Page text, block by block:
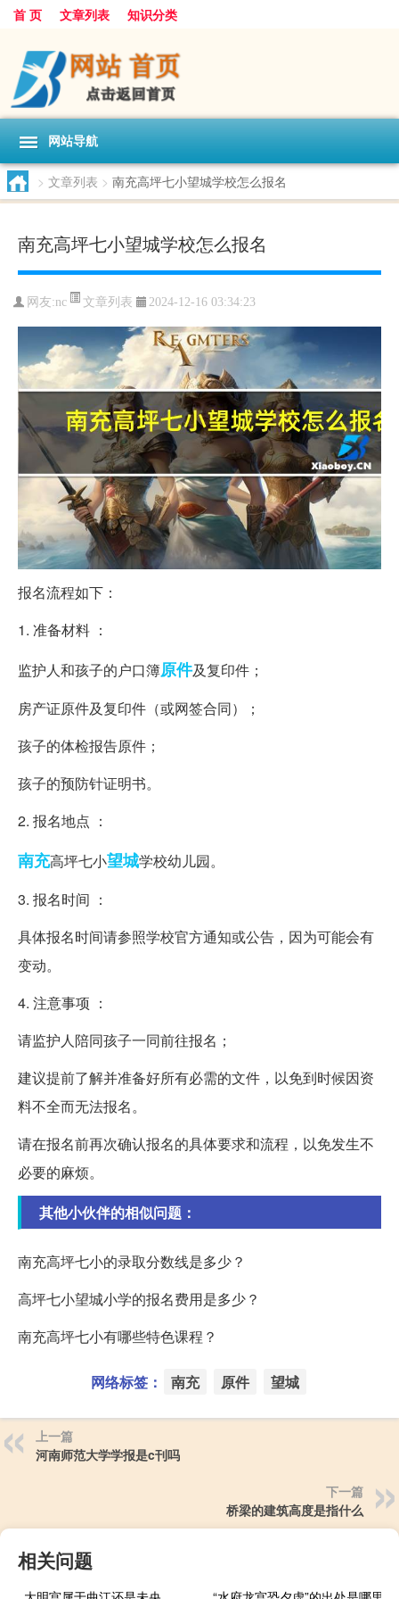
首 页 文章列表 知识分类
网站导航
> 文章列表 > 南充高坪七小望城学校怎么报名
南充高坪七小望城学校怎么报名
网友:nc 文章列表 2024-12-16 03:34:23
报名流程如下：
1. 准备材料 ：
监护人和孩子的户口簿原件及复印件；
房产证原件及复印件（或网签合同）；
孩子的体检报告原件；
孩子的预防针证明书。
2. 报名地点 ：
南充高坪七小望城学校幼儿园。
3. 报名时间 ：
具体报名时间请参照学校官方通知或公告，因为可能会有
变动。
4. 注意事项 ：
请监护人陪同孩子一同前往报名；
建议提前了解并准备好所有必需的文件，以免到时候因资
料不全而无法报名。
请在报名前再次确认报名的具体要求和流程，以免发生不
必要的麻烦。
其他小伙伴的相似问题：
南充高坪七小的录取分数线是多少？
高坪七小望城小学的报名费用是多少？
南充高坪七小有哪些特色课程？
网络标签： 南充 原件 望城
上一篇
河南师范大学学报是c刊吗
下一篇
桥梁的建筑高度是指什么
相关问题